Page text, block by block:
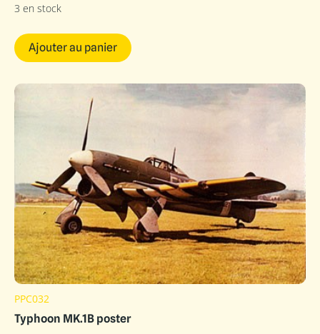
3 en stock
Ajouter au panier
PPC032
Typhoon MK.1B poster